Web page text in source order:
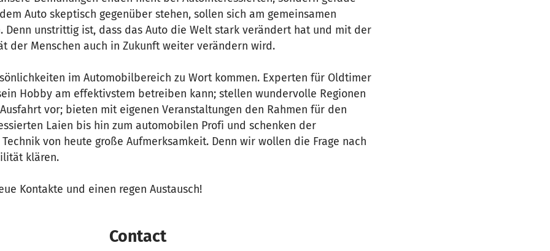
Auto skeptisch gegenüber stehen, sollen sich am gemeinsamen
Denn unstrittig ist, dass das Auto die Welt stark verändert hat und mit der
der Menschen auch in Zukunft weiter verändern wird.
im Automobilbereich zu Wort kommen. Experten für Oldtimer
Hobby am effektivstem betreiben kann; stellen wundervolle Regionen
vor; bieten mit eigenen Veranstaltungen den Rahmen für den
Laien bis hin zum automobilen Profi und schenken der
von heute große Aufmerksamkeit. Denn wir wollen die Frage nach
klären.
Kontakte und einen regen Austausch!
Contact